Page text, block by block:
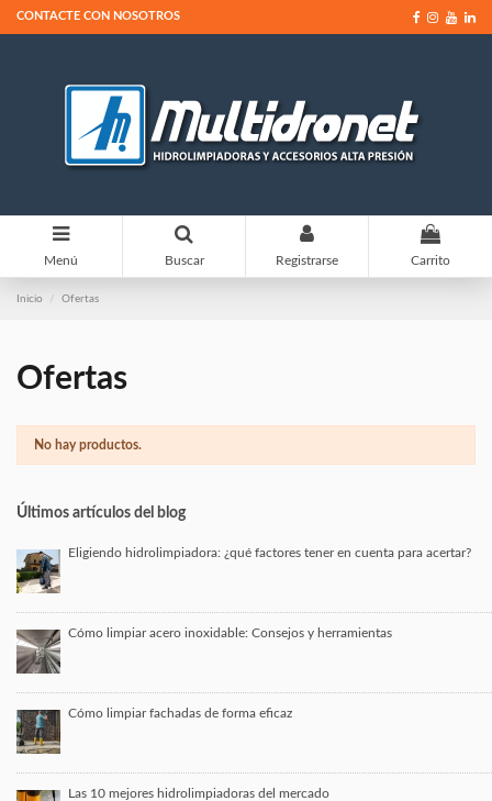
CONTACTE CON NOSOTROS
Menú Buscar Registrarse
0
Carrito
Inicio Ofertas
Ofertas
No hay productos.
Últimos artículos del blog
Eligiendo hidrolimpiadora: ¿qué factores tener en cuenta para acertar?
Cómo limpiar acero inoxidable: Consejos y herramientas
Cómo limpiar fachadas de forma eficaz
Las 10 mejores hidrolimpiadoras del mercado